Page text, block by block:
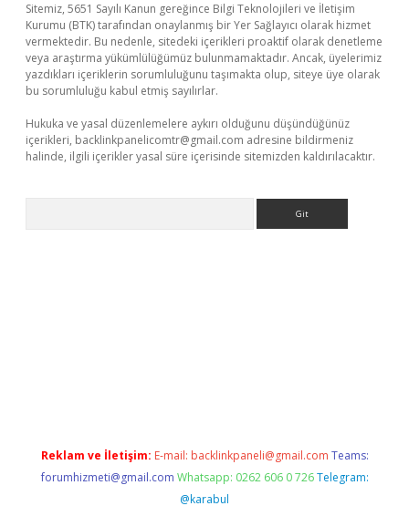
Sitemiz, 5651 Sayılı Kanun gereğince Bilgi Teknolojileri ve İletişim
Kurumu (BTK) tarafından onaylanmış bir Yer Sağlayıcı olarak hizmet
vermektedir. Bu nedenle, sitedeki içerikleri proaktif olarak denetleme
veya araştırma yükümlülüğümüz bulunmamaktadır. Ancak, üyelerimiz
yazdıkları içeriklerin sorumluluğunu taşımakta olup, siteye üye olarak
bu sorumluluğu kabul etmiş sayılırlar.
Hukuka ve yasal düzenlemelere aykırı olduğunu düşündüğünüz
içerikleri, backlinkpanelicomtr@gmail.com adresine bildirmeniz
halinde, ilgili içerikler yasal süre içerisinde sitemizden kaldırılacaktır.
Reklam ve İletişim: E-mail: backlinkpaneli@gmail.com Teams:
forumhizmeti@gmail.com Whatsapp: 0262 606 0 726 Telegram:
@karabul